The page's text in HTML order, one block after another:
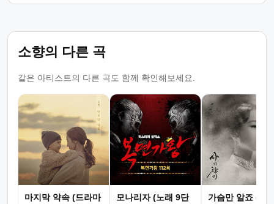
소향의 다른 곡
같은 아티스트의 다른 곡도 함께 확인해보세요.
마지막 약속 (드라마
모나리자 (노래 9단
가슴만 알죠 (드